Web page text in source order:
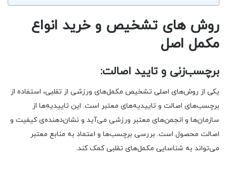
روش های تشخیص و خرید انواع
مکمل اصل
برچسب‌زنی و تایید اصالت:
یکی از روش‌های اصلی تشخیص مکمل‌های ورزشی از تقلبی، استفاده از
برچسب‌های اصالت و تاییدیه‌های معتبر است. این تاییدیه‌ها از
سازمان‌ها و انجمن‌های معتبر ورزشی می‌آید و نشان‌دهنده‌ی کیفیت و
اصالت محصول است. بررسی برچسب‌ها و اعتماد به منابع معتبر
می‌تواند به شناسایی مکمل‌های تقلبی کمک کند.